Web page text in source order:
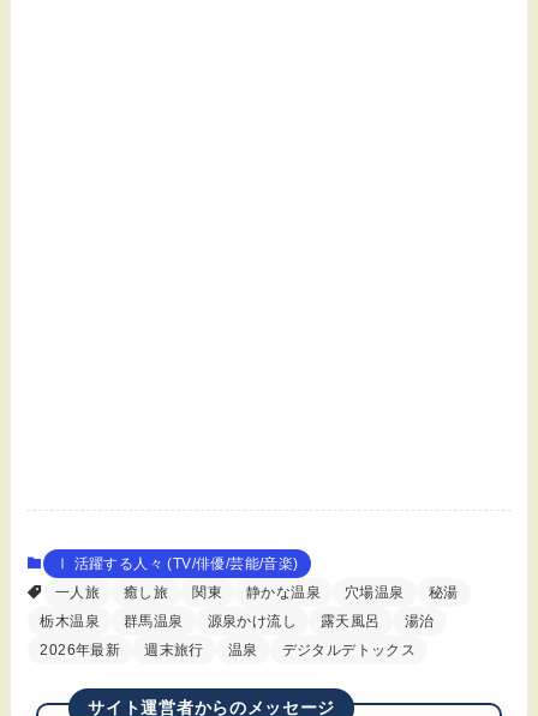
Ⅰ 活躍する人々 (TV/俳優/芸能/音楽)
一人旅
癒し旅 関東 静かな温泉 穴場温泉
秘湯
栃木温泉
群馬温泉 源泉かけ流し 露天風呂
湯治
2026年最新
週末旅行 温泉 デジタルデトックス
サイト運営者からのメッセージ